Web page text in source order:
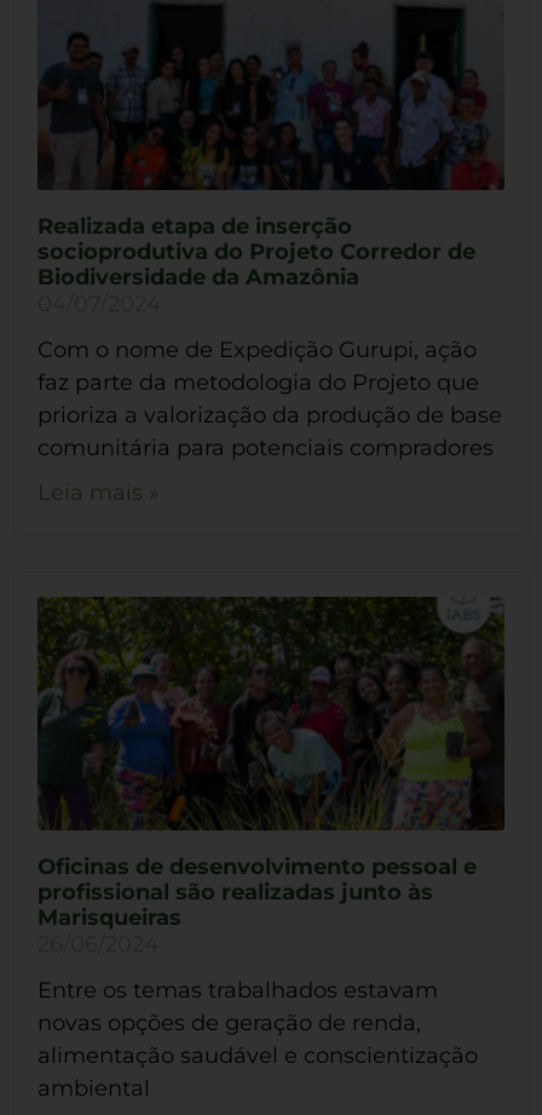
Realizada etapa de inserção
socioprodutiva do Projeto Corredor de
Biodiversidade da Amazônia
Com o nome de Expedição Gurupi, ação
faz parte da metodologia do Projeto que
prioriza a valorização da produção de base
comunitária para potenciais compradores
Leia mais »
Oficinas de desenvolvimento pessoal e
profissional são realizadas junto às
Marisqueiras
Entre os temas trabalhados estavam
novas opções de geração de renda,
alimentação saudável e conscientização
ambiental